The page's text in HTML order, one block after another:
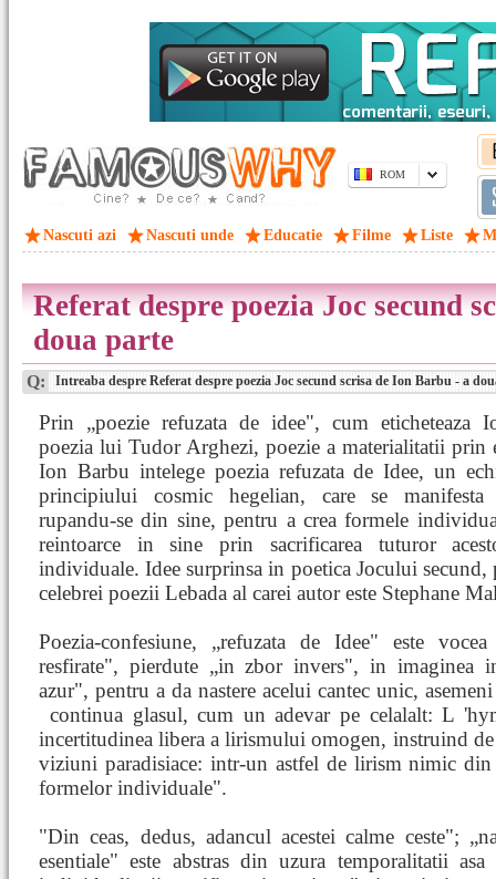
ROM
Nascuti azi Nascuti unde Educatie Filme Liste
Referat despre poezia Joc secund
doua parte
Q: Intreaba despre Referat despre poezia Joc secund scrisa de Ion Barbu - a
Prin „poezie refuzata de idee", cum eticheteaza
poezia lui Tudor Arghezi, poezie a materialitatii prin
Ion Barbu intelege poezia refuzata de Idee, un
principiului cosmic hegelian, care se
rupandu-se din sine, pentru a crea formele
reintoarce in sine prin sacrificarea tuturor
individuale. Idee surprinsa in poetica Jocului secund,
celebrei poezii Lebada al carei autor este Stephane
Poezia-confesiune, „refuzata de Idee" este vocea
resfirate", pierdute „in zbor invers", in imaginea
azur", pentru a da nastere acelui cantec unic,
continua glasul, cum un adevar pe celalalt: L
incertitudinea libera a lirismului omogen, instruind
viziuni paradisiace: intr-un astfel de lirism nimic
formelor individuale".
"Din ceas, dedus, adancul acestei calme ceste";
esentiale" este abstras din uzura temporalitatii